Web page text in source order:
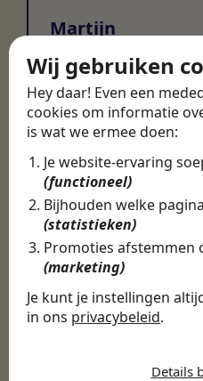
Wij gebruiken
Hey daar! Even een
cookies om informatie
is wat we ermee doen:
Je website-ervaring
(functioneel)
Bijhouden welke
(statistieken)
Promoties afstemmen
(marketing)
Je kunt je instellingen
in ons privacybeleid.
Details
Martijn
Certinia Consultant